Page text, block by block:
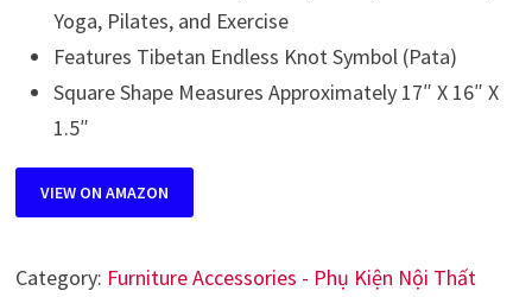
Yoga, Pilates, and Exercise
Features Tibetan Endless Knot Symbol (Pata)
Square Shape Measures Approximately 17″ X 16″ X
1.5″
VIEW ON AMAZON
Category: Furniture Accessories - Phụ Kiện Nội Thất